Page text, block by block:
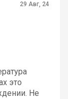
29 Авг, 24
это
Не